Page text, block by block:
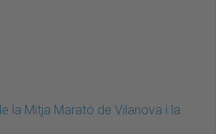
la Mitja Marató de Vilanova i la